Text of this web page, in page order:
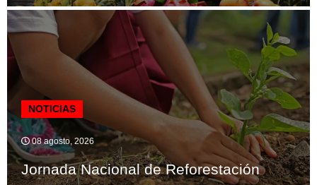
NOTICIAS
08 agosto, 2026
Jornada Nacional de Reforestación